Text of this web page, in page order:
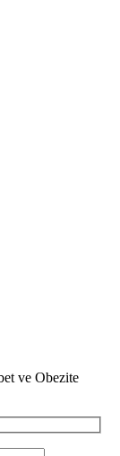
ve Obezite